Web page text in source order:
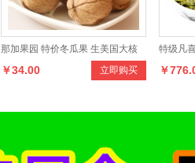
那加果园 特价冬瓜果 生美国大核
桃 生鲜果500克 立即购买
￥34.00
特级凡
T2绿茶
￥